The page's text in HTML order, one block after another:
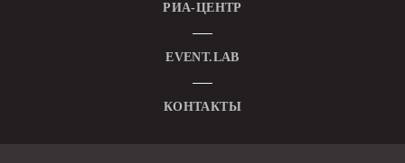
РИА-ЦЕНТР
EVENT.LAB
КОНТАКТЫ